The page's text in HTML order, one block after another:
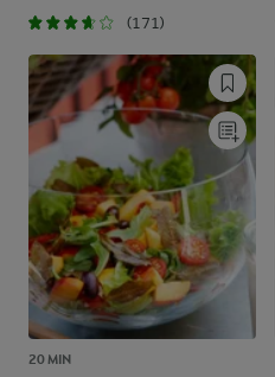
(171)
20 MIN